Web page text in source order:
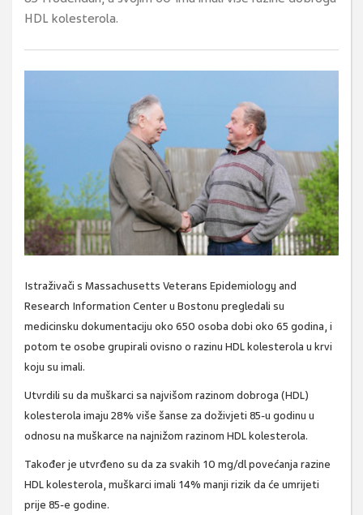
HDL kolesterola.
Istraživači s Massachusetts Veterans Epidemiology and
Research Information Center u Bostonu pregledali su
medicinsku dokumentaciju oko 650 osoba dobi oko 65 godina, i
potom te osobe grupirali ovisno o razinu HDL kolesterola u krvi
koju su imali.
Utvrdili su da muškarci sa najvišom razinom dobroga (HDL)
kolesterola imaju 28% više šanse za doživjeti 85-u godinu u
odnosu na muškarce na najnižom razinom HDL kolesterola.
Također je utvrđeno su da za svakih 10 mg/dl povećanja razine
HDL kolesterola, muškarci imali 14% manji rizik da će umrijeti
prije 85-e godine.